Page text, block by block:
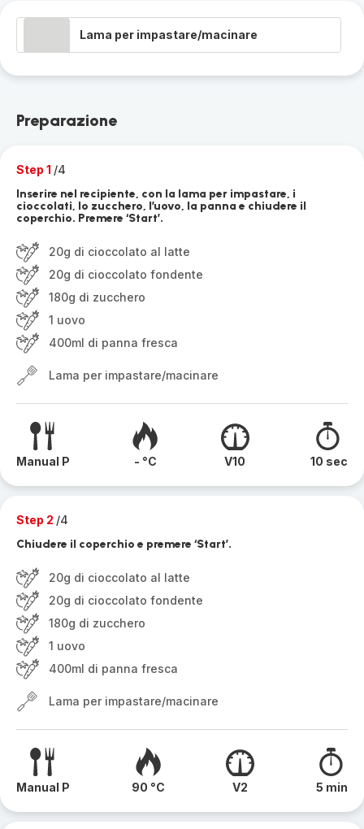
Lama per impastare/macinare
Preparazione
Step 1 /4
Inserire nel recipiente, con la lama per impastare, i
cioccolati, lo zucchero, l’uovo, la panna e chiudere il
coperchio. Premere ‘Start’.
20g di cioccolato al latte
20g di cioccolato fondente
180g di zucchero
1 uovo
400ml di panna fresca
Lama per impastare/macinare
Manual P - °C V10 10 sec
Step 2 /4
Chiudere il coperchio e premere ‘Start’.
20g di cioccolato al latte
20g di cioccolato fondente
180g di zucchero
1 uovo
400ml di panna fresca
Lama per impastare/macinare
Manual P 90 °C V2 5 min